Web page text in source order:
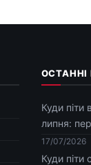
Куди піти
липня:
17/07/2026
Куди піти